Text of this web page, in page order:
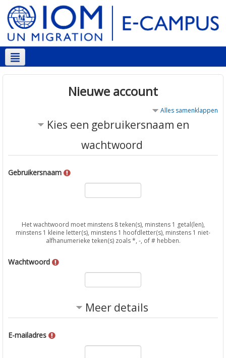
Nederlands ‎(nl)‎
Nieuwe account
Alles samenklappen
Kies een gebruikersnaam en
wachtwoord
Gebruikersnaam
Het wachtwoord moet minstens 8 teken(s), minstens 1 getal(len),
minstens 1 kleine letter(s), minstens 1 hoofdletter(s), minstens 1 niet-
alfhanumerieke teken(s) zoals *, -, of # hebben.
Wachtwoord
Meer details
E-mailadres